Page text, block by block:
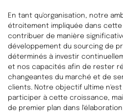
En tant qu'organisation, notre
étroitement impliquée dans
contribuer de manière
développement du sourcing de
déterminés à investir
et nos capacités afin de rester
changeantes du marché et de
clients. Notre objectif ultime
participer à cette croissance,
de premier plan dans